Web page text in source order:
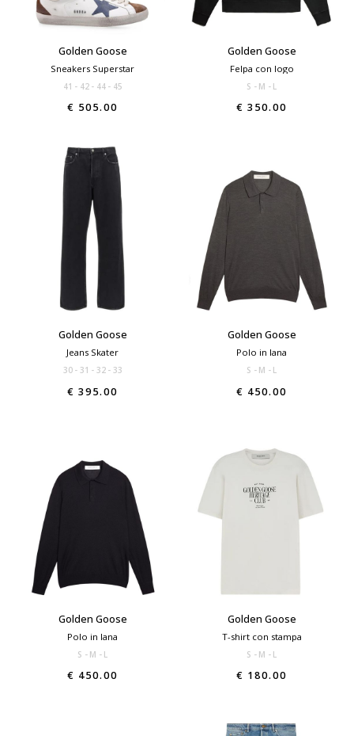
Golden Goose
Sneakers Superstar
41 42 44 45
€ 505.00
Golden Goose
Felpa con logo
S M L
€ 350.00
Golden Goose
Jeans Skater
30 31 32 33
€ 395.00
Golden Goose
Polo in lana
S M L
€ 450.00
Golden Goose
Polo in lana
S M L
€ 450.00
Golden Goose
T-shirt con stampa
S M L
€ 180.00